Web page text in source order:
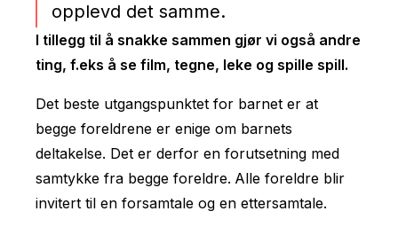
opplevd det samme.
I tillegg til å snakke sammen gjør vi også andre
ting, f.eks å se film, tegne, leke og spille spill.
Det beste utgangspunktet for barnet er at
begge foreldrene er enige om barnets
deltakelse. Det er derfor en forutsetning med
samtykke fra begge foreldre. Alle foreldre blir
invitert til en forsamtale og en ettersamtale.